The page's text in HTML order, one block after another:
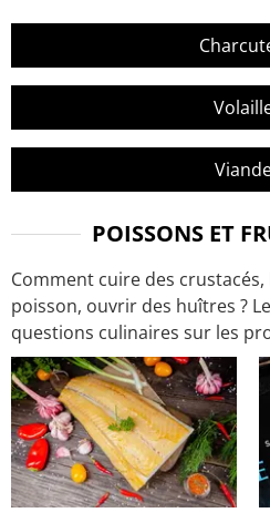
POISSONS ET
Comment cuire des
poisson, ouvrir des huîtres ?
questions culinaires sur les